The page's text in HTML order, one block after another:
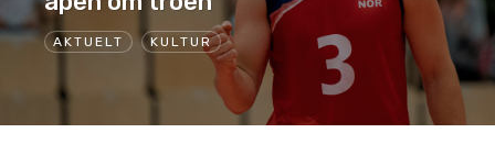
AKTUELT KULTUR